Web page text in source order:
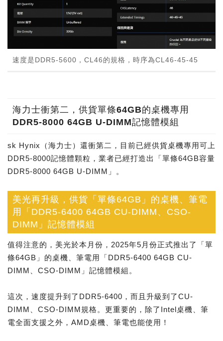
速度是DDR5-5600，CL46的規格，時序為CL46-45-45
海力士衝第二，供貨單條64GB的桌機專用
DDR5-8000 64GB U-DIMM記憶體模組
sk Hynix（海力士）還衝第二，目前已經供貨桌機專用可上
DDR5-8000記憶體顆粒，業者已經打造出「單條64GB容量
DDR5-8000 64GB U-DIMM」。
美光再升級，供貨「單條64GB」的桌機、筆電
用「DDR5-6400 64GB CU-DIMM、CSO-
DIMM」記憶體模組
值得注意的，美光於本月份，2025年5月份正式推出了「單
條64GB」的桌機、筆電用「DDR5-6400 64GB CU-
DIMM、CSO-DIMM」記憶體模組。
這次，速度提升到了DDR5-6400，而且升級到了CU-
DIMM、CSO-DIMM規格。更重要的，除了Intel桌機、筆
電全面支援之外，AMD桌機、筆電也能使用！